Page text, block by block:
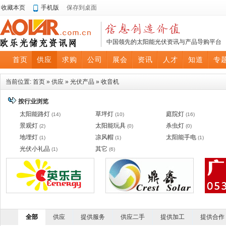
收藏本页 手机版 保存到桌面
中国领先的太阳能光伏资讯与产品导购平台
首页 供应 求购 公司 展会 资讯 人才 知道 专
当前位置: 首页 » 供应 » 光伏产品 » 收音机
按行业浏览
太阳能路灯 (14) 草坪灯 (10) 庭院灯 (16)
景观灯 (2) 太阳能玩具 (0) 杀虫灯 (0)
地埋灯 (1) 凉风帽 (1) 太阳能手电 (1)
光伏小礼品 (1) 其它 (6)
全部 供应 提供服务 供应二手 提供加工 提供合作